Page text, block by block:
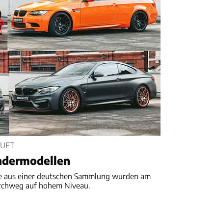
einer deutschen Sammlung wurden am
auf hohem Niveau.